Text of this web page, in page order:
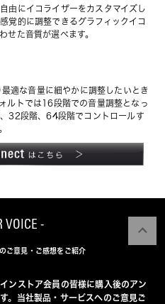
由にイコライザーをカスタマイズし
覚的に調整できるグラフィックイコ
せた音質が選べます。
適な音量に細やかに調整したいとき
ルトでは16段階での音量調整となっ
32段階、64段階でコントロールす
VOICE -
ご意見・ご感想をご紹介
ンストア会員の皆様に購入後のアン
。当社製品・サービスへのご意見ご